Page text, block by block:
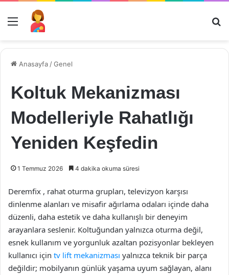
Menü
Anasayfa /Genel
Koltuk Mekanizması
Modelleriyle Rahatlığı
Yeniden Keşfedin
1 Temmuz 2026 4 dakika okuma süresi
Deremfix , rahat oturma grupları, televizyon karşısı
dinlenme alanları ve misafir ağırlama odaları içinde daha
düzenli, daha estetik ve daha kullanışlı bir deneyim
arayanlara seslenir. Koltuğundan yalnızca oturma değil,
esnek kullanım ve yorgunluk azaltan pozisyonlar bekleyen
kullanıcı için tv lift mekanizması yalnızca teknik bir parça
değildir; mobilyanın günlük yaşama uyum sağlayan, alanı